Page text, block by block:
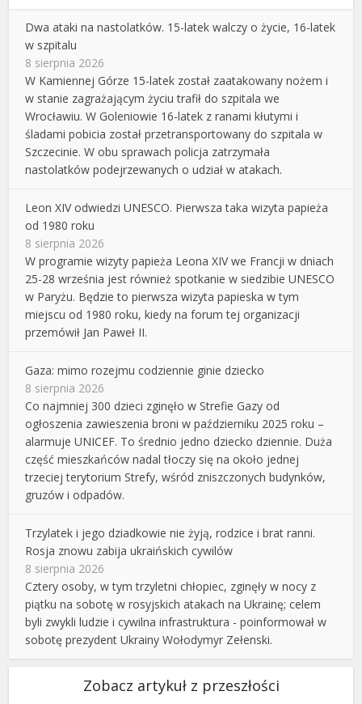
Dwa ataki na nastolatków. 15-latek walczy o życie, 16-latek
w szpitalu
8 sierpnia 2026
W Kamiennej Górze 15-latek został zaatakowany nożem i
w stanie zagrażającym życiu trafił do szpitala we
Wrocławiu. W Goleniowie 16-latek z ranami kłutymi i
śladami pobicia został przetransportowany do szpitala w
Szczecinie. W obu sprawach policja zatrzymała
nastolatków podejrzewanych o udział w atakach.
Leon XIV odwiedzi UNESCO. Pierwsza taka wizyta papieża
od 1980 roku
8 sierpnia 2026
W programie wizyty papieża Leona XIV we Francji w dniach
25-28 września jest również spotkanie w siedzibie UNESCO
w Paryżu. Będzie to pierwsza wizyta papieska w tym
miejscu od 1980 roku, kiedy na forum tej organizacji
przemówił Jan Paweł II.
Gaza: mimo rozejmu codziennie ginie dziecko
8 sierpnia 2026
Co najmniej 300 dzieci zginęło w Strefie Gazy od
ogłoszenia zawieszenia broni w październiku 2025 roku –
alarmuje UNICEF. To średnio jedno dziecko dziennie. Duża
część mieszkańców nadal tłoczy się na około jednej
trzeciej terytorium Strefy, wśród zniszczonych budynków,
gruzów i odpadów.
Trzylatek i jego dziadkowie nie żyją, rodzice i brat ranni.
Rosja znowu zabija ukraińskich cywilów
8 sierpnia 2026
Cztery osoby, w tym trzyletni chłopiec, zginęły w nocy z
piątku na sobotę w rosyjskich atakach na Ukrainę; celem
byli zwykli ludzie i cywilna infrastruktura - poinformował w
sobotę prezydent Ukrainy Wołodymyr Zełenski.
Zobacz artykuł z przeszłości